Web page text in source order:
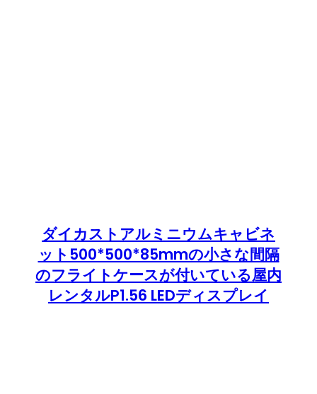
ダイカストアルミニウムキャビネ
ット500*500*85mmの小さな間隔
のフライトケースが付いている屋内
レンタルP1.56 LEDディスプレイ